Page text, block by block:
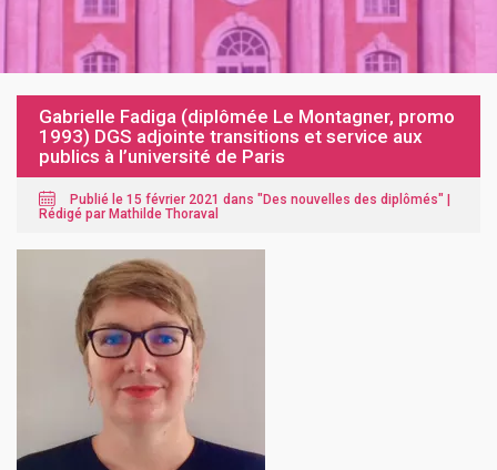
Gabrielle Fadiga (diplômée Le Montagner, promo
1993) DGS adjointe transitions et service aux
publics à l’université de Paris
Publié le 15 février 2021 dans "Des nouvelles des diplômés" |
Rédigé par Mathilde Thoraval